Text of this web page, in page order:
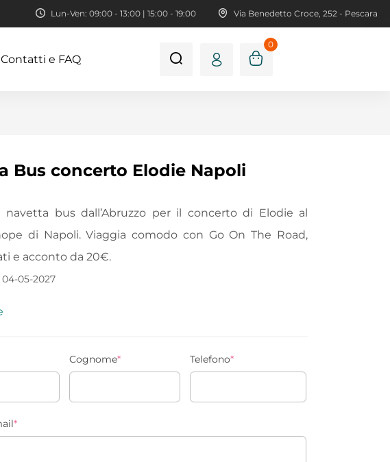
Lun-Ven: 09:00 - 13:00 | 15:00 - 19:00 Via Benedetto Croce, 252 - Pescara
Contatti e FAQ
0
Bus concerto Elodie Napoli
navetta bus dall’Abruzzo per il concerto di Elodie al
di Napoli. Viaggia comodo con Go On The Road,
e acconto da 20€.
04-05-2027
Cognome* Telefono*
*